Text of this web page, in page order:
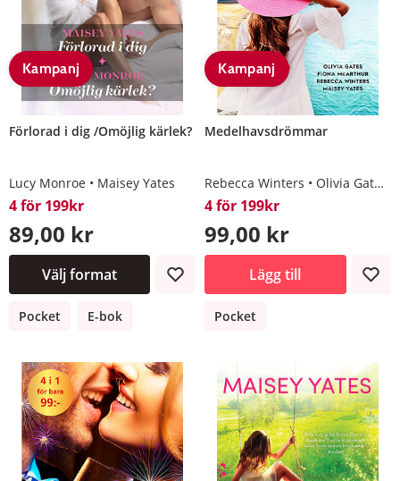
Kampanj
Förlorad i dig /Omöjlig kärlek?
Lucy Monroe Maisey Yates
4 för 199kr
89,00 kr
Välj format
Pocket E-bok
Kampanj
Medelhavsdrömmar
Rebecca Winters Olivia Gates
4 för 199kr
99,00 kr
Lägg till
Pocket